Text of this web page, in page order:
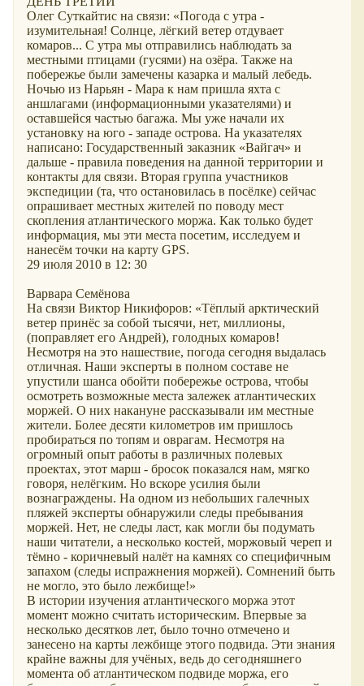
Олег Суткайтис на связи: «Погода с утра -
изумительная! Солнце, лёгкий ветер отдувает
комаров... С утра мы отправились наблюдать за
местными птицами (гусями) на озёра. Также на
побережье были замечены казарка и малый лебедь.
Ночью из Нарьян - Мара к нам пришла яхта с
аншлагами (информационными указателями) и
оставшейся частью багажа. Мы уже начали их
установку на юго - западе острова. На указателях
написано: Государственный заказник
Вайгач
и
дальше - правила поведения на данной территории и
контакты для связи. Вторая группа участников
экспедиции (та, что остановилась в посёлке) сейчас
опрашивает местных жителей по поводу мест
скопления атлантического моржа. Как только будет
информация, мы эти места посетим, исследуем и
нанесём точки на карту GPS.
29 июля 2010 в 12: 30
Варвара Семёнова
На связи Виктор Никифоров: «Тёплый арктический
ветер принёс за собой тысячи, нет, миллионы,
(поправляет его Андрей), голодных комаров!
Несмотря на это нашествие, погода сегодня выдалась
отличная. Наши эксперты в полном составе не
упустили шанса обойти побережье острова, чтобы
осмотреть возможные места залежек атлантических
моржей. О них накануне рассказывали им местные
жители. Более десяти километров им пришлось
пробираться по топям и оврагам. Несмотря на
огромный опыт работы в различных полевых
проектах, этот марш - бросок показался нам, мягко
говоря, нелёгким. Но вскоре усилия были
вознаграждены. На одном из небольших галечных
пляжей эксперты обнаружили следы пребывания
моржей. Нет, не следы ласт, как могли бы подумать
наши читатели, а несколько костей, моржовый череп и
тёмно - коричневый налёт на камнях со специфичным
запахом (следы испражнения моржей). Сомнений быть
не могло, это было лежбище!»
В истории изучения атлантического моржа этот
момент можно считать историческим. Впервые за
несколько десятков лет, было точно отмечено и
занесено на карты лежбище этого подвида. Эти знания
крайне важны для учёных, ведь до сегодняшнего
момента об атлантическом подвиде моржа, его